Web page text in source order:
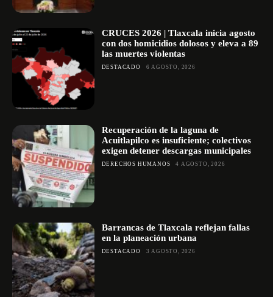
CRUCES 2026 | Tlaxcala inicia agosto
con dos homicidios dolosos y eleva a 89
las muertes violentas
DESTACADO 6 AGOSTO, 2026
Recuperación de la laguna de
Acuitlapilco es insuficiente; colectivos
exigen detener descargas municipales
DERECHOS HUMANOS 4 AGOSTO, 2026
Barrancas de Tlaxcala reflejan fallas
en la planeación urbana
DESTACADO 3 AGOSTO, 2026